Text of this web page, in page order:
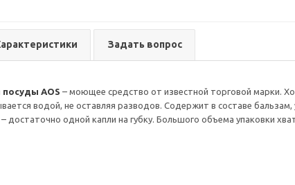
Задать вопрос
AOS – моющее средство от известной торговой марки.
водой, не оставляя разводов. Содержит в составе
достаточно одной капли на губку. Большого объема упаковки